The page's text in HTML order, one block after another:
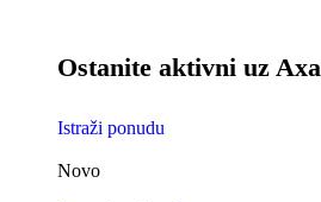
Ostanite aktivni uz
Istraži ponudu
Novo